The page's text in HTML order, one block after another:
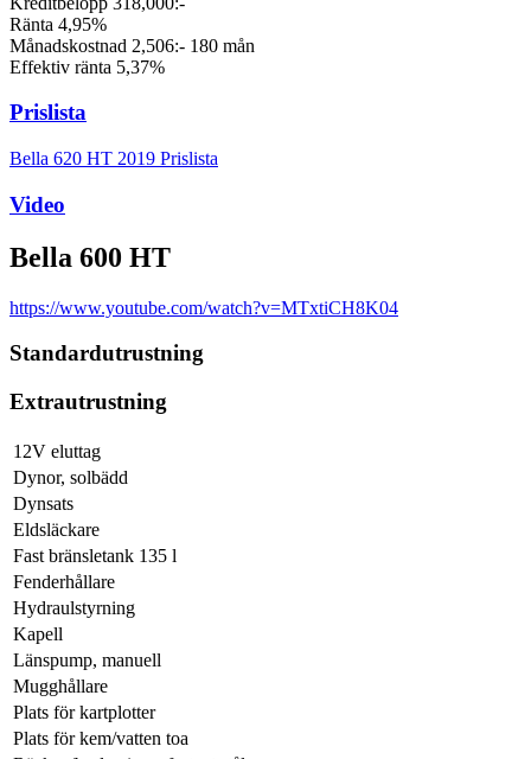
Ränta 4,95%
Månadskostnad 2,506:- 180 mån
Effektiv ränta 5,37%
Prislista
Bella 620 HT 2019 Prislista
Video
Bella 600 HT
https://www.youtube.com/watch?v=MTxtiCH8K04
Standardutrustning
Extrautrustning
12V eluttag
Dynor, solbädd
Dynsats
Eldsläckare
Fast bränsletank 135 l
Fenderhållare
Hydraulstyrning
Kapell
Länspump, manuell
Mugghållare
Plats för kartplotter
Plats för kem/vatten toa